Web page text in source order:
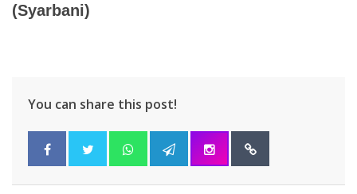
(Syarbani)
You can share this post!